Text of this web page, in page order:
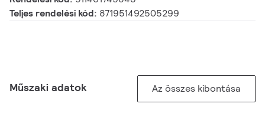
Teljes rendelési kód: 871951492505299
Műszaki adatok Az összes kibontása